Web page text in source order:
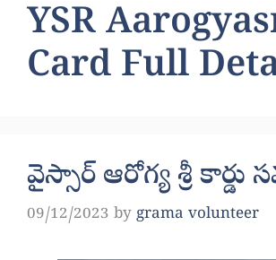
YSR
Card Full
వైస్సార్ ఆరోగ్య శ్రీ
09/12/2023 by grama volunteer